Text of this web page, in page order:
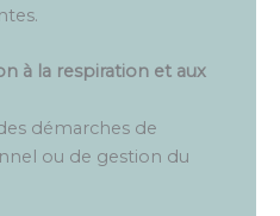
à la respiration et aux
démarches de
ou de gestion du